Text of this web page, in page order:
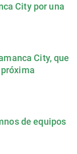
City por una
City, que
de equipos